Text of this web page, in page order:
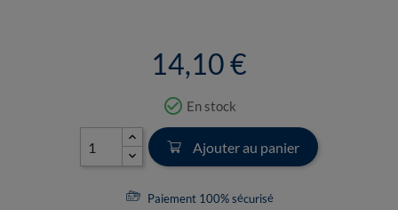
14,10 €
check_circle_outline En stock
Ajouter au panier
Paiement 100% sécurisé